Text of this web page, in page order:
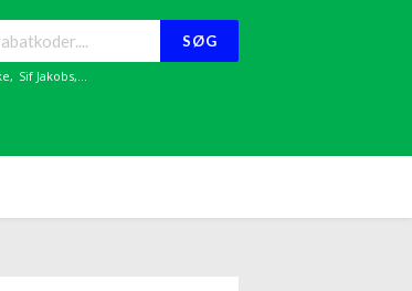
SØG
, Sif Jakobs,...